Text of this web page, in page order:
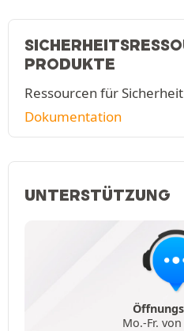
PRODUKTE
Ressourcen für
Dokumentation
UNTERSTÜTZUNG
Mo.-Fr.